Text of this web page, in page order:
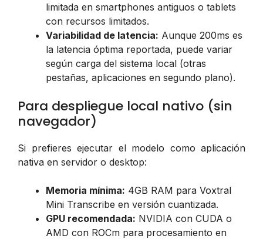
limitada en smartphones antiguos o tablets
con recursos limitados.
Variabilidad de latencia: Aunque 200ms es
la latencia óptima reportada, puede variar
según carga del sistema local (otras
pestañas, aplicaciones en segundo plano).
Para despliegue local nativo (sin
navegador)
Si prefieres ejecutar el modelo como aplicación
nativa en servidor o desktop:
Memoria mínima: 4GB RAM para Voxtral
Mini Transcribe en versión cuantizada.
GPU recomendada: NVIDIA con CUDA o
AMD con ROCm para procesamiento en